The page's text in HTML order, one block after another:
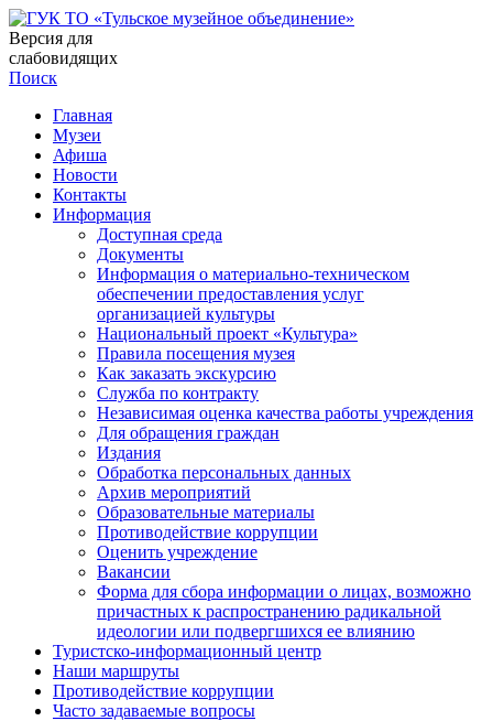
Версия для
слабовидящих
Поиск
Главная
Музеи
Афиша
Новости
Контакты
Информация
Доступная среда
Документы
Информация о материально-техническом
обеспечении предоставления услуг
организацией культуры
Национальный проект «Культура»
Правила посещения музея
Как заказать экскурсию
Служба по контракту
Независимая оценка качества работы учреждения
Для обращения граждан
Издания
Обработка персональных данных
Архив мероприятий
Образовательные материалы
Противодействие коррупции
Оценить учреждение
Вакансии
Форма для сбора информации о лицах, возможно
причастных к распространению радикальной
идеологии или подвергшихся ее влиянию
Туристско-информационный центр
Наши маршруты
Противодействие коррупции
Часто задаваемые вопросы